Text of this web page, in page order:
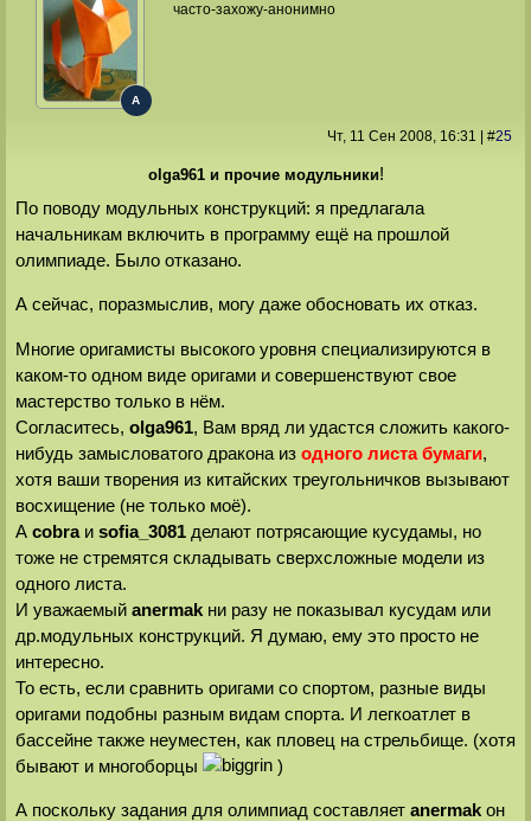
A
часто-захожу-анонимно
Чт, 11 Сен 2008, 16:31 #25
olga961 и прочие модульники!
По поводу модульных конструкций: я предлагала
начальникам включить в программу ещё на прошлой
олимпиаде. Было отказано.
А сейчас, поразмыслив, могу даже обосновать их отказ.
Многие оригамисты высокого уровня специализируются в
каком-то одном виде оригами и совершенствуют свое
мастерство только в нём.
Согласитесь, olga961, Вам вряд ли удастся сложить какого-
нибудь замысловатого дракона из одного листа бумаги,
хотя ваши творения из китайских треугольничков вызывают
восхищение (не только моё).
А cobraи sofia_3081делают потрясающие кусудамы, но
тоже не стремятся складывать сверхсложные модели из
одного листа.
И уважаемый anermakни разу не показывал кусудам или
др.модульных конструкций. Я думаю, ему это просто не
интересно.
То есть, если сравнить оригами со спортом, разные виды
оригами подобны разным видам спорта. И легкоатлет в
бассейне также неуместен, как пловец на стрельбище. (хотя
бывают и многоборцы
)
А поскольку задания для олимпиад составляет anermakон